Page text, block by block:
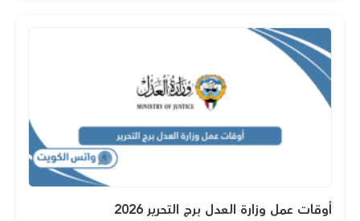
أوقات عمل وزارة العدل برج التحرير 2026